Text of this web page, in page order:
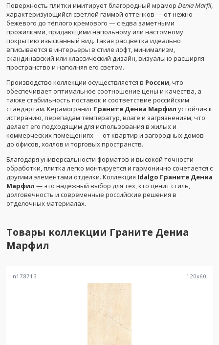
Поверхность плитки имитирует благородный мрамор Denia Marfil,
характеризующийся светлой гаммой оттенков — от нежно-
бежевого до тёплого кремового — с едва заметными
прожилками, придающими напольному или настомному
покрытию изысканный вид. Такая расцветка идеально
вписывается в интерьеры в стиле лофт, минимализм,
скандинавский или классический дизайн, визуально расширяя
пространство и наполняя его светом.
Производство коллекции осуществляется в России, что
обеспечивает оптимальное соотношение цены и качества, а
также стабильность поставок и соответствие российским
стандартам. Керамогранит Граните Дениа Марфил устойчив к
истиранию, перепадам температур, влаге и загрязнениям, что
делает его подходящим для использования в жилых и
коммерческих помещениях — от квартир и загородных домов
до офисов, холлов и торговых пространств.
Благодаря универсальности форматов и высокой точности
обработки, плитка легко монтируется и гармонично сочетается с
другими элементами отделки. Коллекция Idalgo Граните Дениа
Марфил — это надёжный выбор для тех, кто ценит стиль,
долговечность и современные российские решения в
отделочных материалах.
Товары коллекции Граните Дениа
Марфил
n178713 120x60